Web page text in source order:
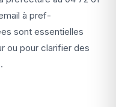
à pref-
sont essentielles
ou pour clarifier des